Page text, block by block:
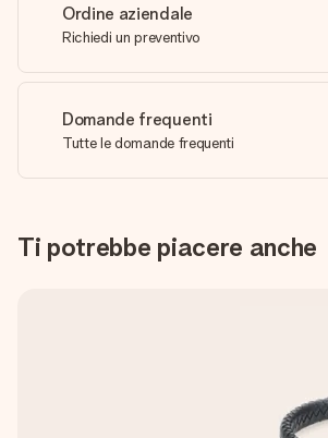
Ordine aziendale
Richiedi un preventivo
Domande frequenti
Tutte le domande frequenti
Ti potrebbe piacere anche